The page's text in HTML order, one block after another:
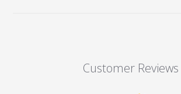
Customer Reviews